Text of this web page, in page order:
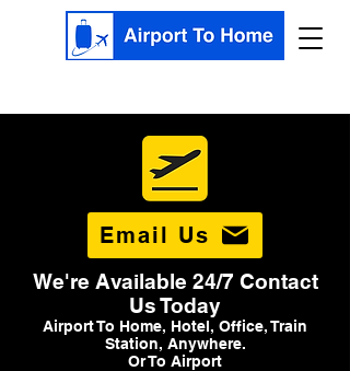
Email Us
We're Available 24/7 Contact
Us Today
Airport To Home, Hotel, Office, Train
Station, Anywhere.
Or To Airport